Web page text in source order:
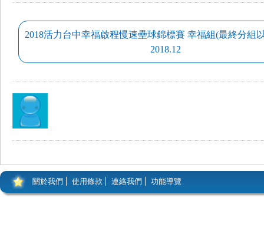
2018活力台中幸福啟程慢速壘球錦標賽 幸福組(最終分組
2018.12
關於我們 使用條款 連絡我們 功能導覽